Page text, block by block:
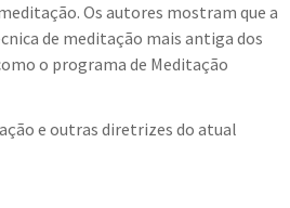
Os autores mostram que a
de meditação mais antiga dos
o programa de Meditação
e outras diretrizes do atual